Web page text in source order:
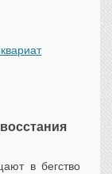
в бегство